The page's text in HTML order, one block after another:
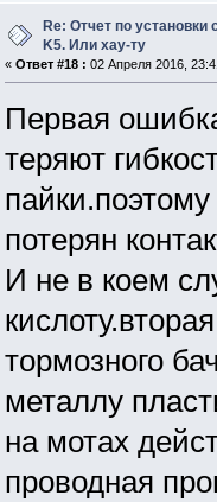
Re: Отчет по установки
K5. Или хау-ту
« Ответ #18 : 02 Апреля 2016,
Первая
теряют
потерян
И не в коем
тормозного
металлу
на мотах
проводная